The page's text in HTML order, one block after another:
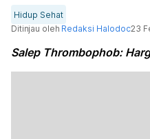
Hidup Sehat
Ditinjau oleh Redaksi Halodoc23
Salep Thrombophob: